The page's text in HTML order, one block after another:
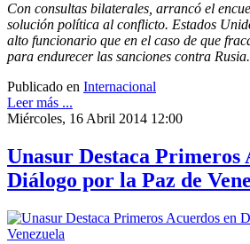
Con consultas bilaterales, arrancó el
solución política al conflicto. Estados
alto funcionario que en el caso de que
para endurecer las sanciones contra Rusia.
Publicado en Internacional
Leer más ...
Miércoles, 16 Abril 2014 12:00
Unasur Destaca Primeros
Diálogo por la Paz de